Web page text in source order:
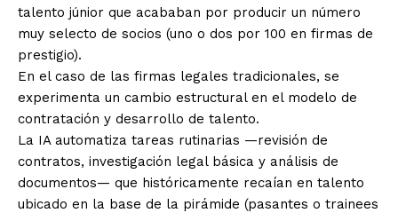
talento júnior que acababan por producir un número
muy selecto de socios (uno o dos por 100 en firmas de
prestigio).
En el caso de las firmas legales tradicionales, se
experimenta un cambio estructural en el modelo de
contratación y desarrollo de talento.
La IA automatiza tareas rutinarias —revisión de
contratos, investigación legal básica y análisis de
documentos— que históricamente recaían en talento
ubicado en la base de la pirámide (pasantes o trainees